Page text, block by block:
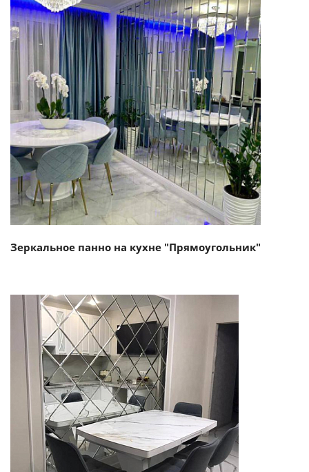
Смотреть проект
Зеркальное панно на кухне "Прямоугольник"
Смотреть проект